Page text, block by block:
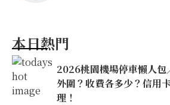
本日熱門
2026桃園機場停車懶人包
外圍？收費各多少？信用
理！